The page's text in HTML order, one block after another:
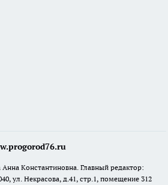
Константиновна. Главный редактор:
ул. Некрасова, д.41, стр.1, помещение 312